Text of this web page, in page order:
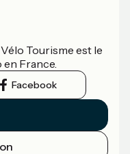
Tourisme est le
en France.
Facebook